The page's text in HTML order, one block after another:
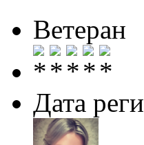
Ветеран
Дата